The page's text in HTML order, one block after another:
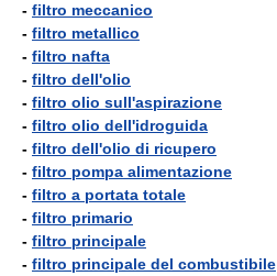
- filtro meccanico
- filtro metallico
- filtro nafta
- filtro dell'olio
- filtro olio sull'aspirazione
- filtro olio dell'idroguida
- filtro dell'olio di ricupero
- filtro pompa alimentazione
- filtro a portata totale
- filtro primario
- filtro principale
- filtro principale del combustibile